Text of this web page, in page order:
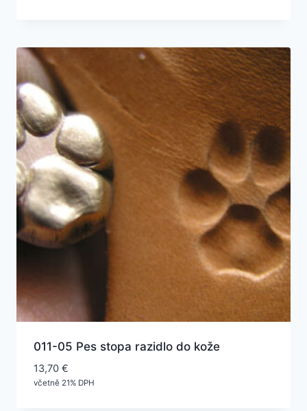
011-05 Pes stopa razidlo do kože
13,70 €
včetně 21% DPH